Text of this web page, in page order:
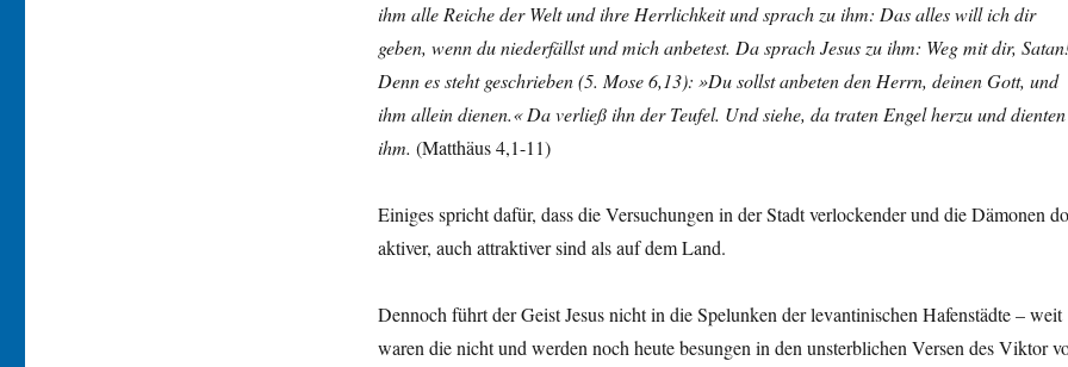
ihm alle Reiche der Welt und ihre Herrlichkeit und sprach zu ihm: Das alles will ich dir
geben, wenn du niederfällst und mich anbetest. Da sprach Jesus zu ihm: Weg mit dir,
Denn es steht geschrieben (5. Mose 6,13): »Du sollst anbeten den Herrn, deinen Gott, und
ihm allein dienen.« Da verließ ihn der Teufel. Und siehe, da traten Engel herzu und dienten
ihm. (Matthäus 4,1-11)
Einiges spricht dafür, dass die Versuchungen in der Stadt verlockender und die Dämonen
aktiver, auch attraktiver sind als auf dem Land.
Dennoch führt der Geist Jesus nicht in die Spelunken der levantinischen Hafenstädte – weit
waren die nicht und werden noch heute besungen in den unsterblichen Versen des Viktor